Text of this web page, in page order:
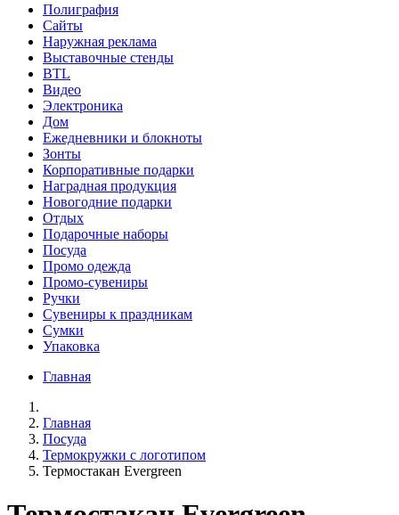
Полиграфия
Сайты
Наружная реклама
Выставочные стенды
BTL
Видео
Электроника
Дом
Ежедневники и блокноты
Зонты
Корпоративные подарки
Наградная продукция
Новогодние подарки
Отдых
Подарочные наборы
Посуда
Промо одежда
Промо-сувениры
Ручки
Сувениры к праздникам
Сумки
Упаковка
Главная
Главная
Посуда
Термокружки с логотипом
Термостакан Evergreen